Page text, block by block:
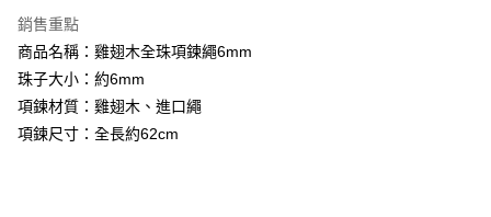
流程，驗證手機門號後，選擇欲分期的期數、繳款截止日，確認付款後即完
成交易。
3.實際核准額度、可分期數及費用金額請依後續交易確認頁面所載為準。
4.訂單成立30分鐘內，如未前往確認交易或遇審核未通過，訂單將自動取
消。如遇「轉專審核」未通過狀況，表示未達大哥付你分期系統評分，恕無
法說明評估內容。
相關說明
AFTEE先享後付是「在收到商品之後才付款」的支付方式。 讓您購物簡單
便利好安心！
１．簡單：不需註冊會員、不需綁卡、不需儲值。
２．便利：只要手機號碼，簡訊認證，即可結帳。
３．安心：先確認商品／服務後，再付款。
Hami Point
相關說明
「Hami Point」為中華電信所提供之點數服務，可於會員專區綁定中華電信
會員帳號後，即可在購物車使用 Hami Point 折抵消費金額 (1點等於1元)。
銷售重點
商品名稱：雞翅木全珠項鍊繩6mm
珠子大小：約6mm
項鍊材質：雞翅木、進口繩
項鍊尺寸：全長約62cm